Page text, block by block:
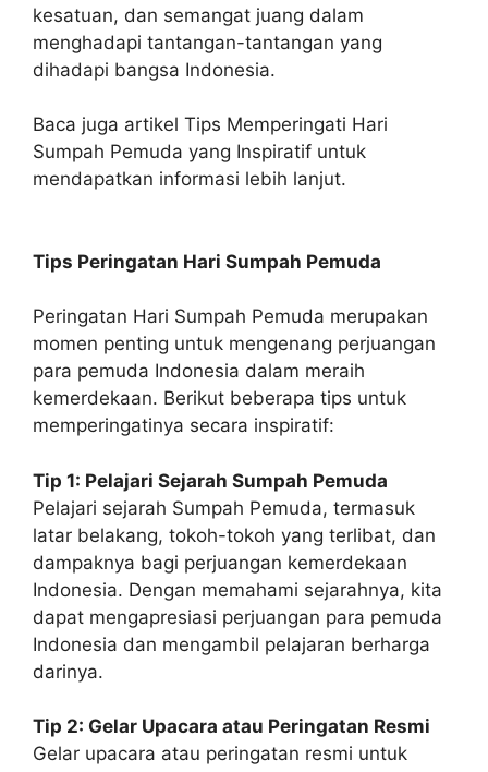
kesatuan, dan semangat juang dalam
menghadapi tantangan-tantangan yang
dihadapi bangsa Indonesia.
Baca juga artikel Tips Memperingati Hari
Sumpah Pemuda yang Inspiratif untuk
mendapatkan informasi lebih lanjut.
Tips Peringatan Hari Sumpah Pemuda
Peringatan Hari Sumpah Pemuda merupakan
momen penting untuk mengenang perjuangan
para pemuda Indonesia dalam meraih
kemerdekaan. Berikut beberapa tips untuk
memperingatinya secara inspiratif:
Tip 1: Pelajari Sejarah Sumpah Pemuda
Pelajari sejarah Sumpah Pemuda, termasuk
latar belakang, tokoh-tokoh yang terlibat, dan
dampaknya bagi perjuangan kemerdekaan
Indonesia. Dengan memahami sejarahnya, kita
dapat mengapresiasi perjuangan para pemuda
Indonesia dan mengambil pelajaran berharga
darinya.
Tip 2: Gelar Upacara atau Peringatan Resmi
Gelar upacara atau peringatan resmi untuk